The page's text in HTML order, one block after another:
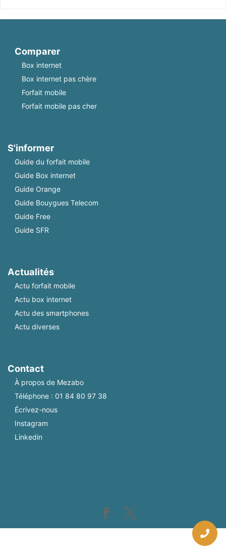
Comparer
Box internet
Box internet pas chère
Forfait mobile
Forfait mobile pas cher
S'informer
Guide du forfait mobile
Guide Box internet
Guide Orange
Guide Bouygues Telecom
Guide Free
Guide SFR
Actualités
Actu forfait mobile
Actu box internet
Actu des smartphones
Actu diverses
Contact
À propos de Mezabo
Téléphone : 01 84 80 97 38
Écrivez-nous
Instagram
Linkedin